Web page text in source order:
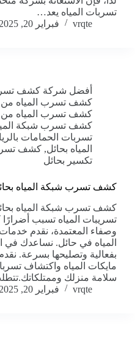
تسربات المياه يعد…
vrqte
فبراير 20, 2025
أفضل شركة كشف
كشف تسرب المياه من
كشف تسرب المياه من
كشف تسرب شبكة
تسربات الحمامات
المياه بحائل, كشف
تكسير بحائل
كشف تسرب شبكة المياه
كشف تسرب شبكة المياه
تسريبات المياه تسبب
وصفاء المعتمدة، نقدم
المياه في حائل. نساعدك في
بفعالية وتصليحها بسرعة.
مايكات المياه واكتشاف
سلامة منزلك
vrqte
فبراير 20, 2025